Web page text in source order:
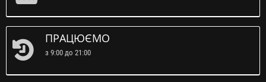
ПРАЦЮЄМО
з 9:00 до 21:00